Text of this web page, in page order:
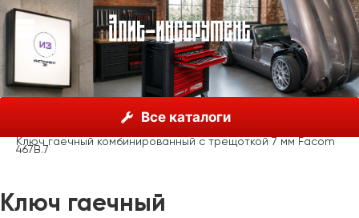
Все каталоги
Facom, Франция
С трещоткой
Ключ гаечный комбинированный с трещоткой 7 мм Facom
467B.7
Ключ гаечный